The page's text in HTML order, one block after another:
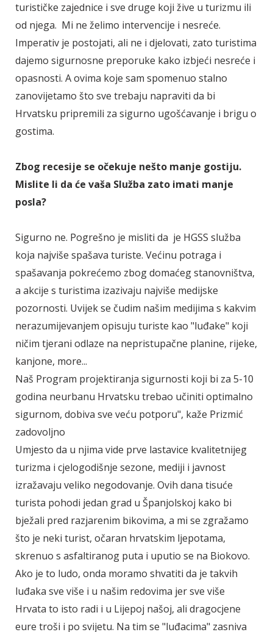
turističke zajednice i sve druge koji žive u turizmu ili
od njega. Mi ne želimo intervencije i nesreće.
Imperativ je postojati, ali ne i djelovati, zato turistima
dajemo sigurnosne preporuke kako izbjeći nesreće i
opasnosti. A ovima koje sam spomenuo stalno
zanovijetamo što sve trebaju napraviti da bi
Hrvatsku pripremili za sigurno ugošćavanje i brigu o
gostima.
Zbog recesije se očekuje nešto manje gostiju.
Mislite li da će vaša Služba zato imati manje
posla?
Sigurno ne. Pogrešno je misliti da je HGSS služba
koja najviše spašava turiste. Većinu potraga i
spašavanja pokrećemo zbog domaćeg stanovništva,
a akcije s turistima izazivaju najviše medijske
pozornosti. Uvijek se čudim našim medijima s kakvim
nerazumijevanjem opisuju turiste kao "luđake" koji
ničim tjerani odlaze na nepristupačne planine, rijeke,
kanjone, more...
Naš Program projektiranja sigurnosti koji bi za 5-10
godina neurbanu Hrvatsku trebao učiniti optimalno
sigurnom, dobiva sve veću potporu", kaže Prizmić
zadovoljno
Umjesto da u njima vide prve lastavice kvalitetnijeg
turizma i cjelogodišnje sezone, mediji i javnost
izražavaju veliko negodovanje. Ovih dana tisuće
turista pohodi jedan grad u Španjolskoj kako bi
bježali pred razjarenim bikovima, a mi se zgražamo
što je neki turist, očaran hrvatskim ljepotama,
skrenuo s asfaltiranog puta i uputio se na Biokovo.
Ako je to ludo, onda moramo shvatiti da je takvih
luđaka sve više i u našim redovima jer sve više
Hrvata to isto radi i u Lijepoj našoj, ali dragocjene
eure troši i po svijetu. Na tim se "luđacima" zasniva